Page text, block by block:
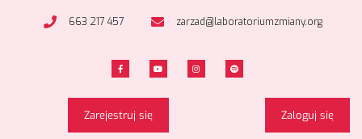
663 217 457 zarzad@laboratoriumzmiany.org
Zarejestruj się Zaloguj się